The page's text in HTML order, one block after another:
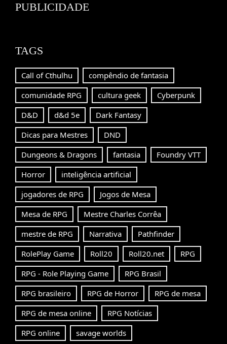
PUBLICIDADE
TAGS
Call of Cthulhu
compêndio de fantasia
comunidade RPG
cultura geek
Cyberpunk
D&D
d&d 5e
Dark Fantasy
Dicas para Mestres
DND
Dungeons & Dragons
fantasia
Foundry VTT
Horror
inteligência artificial
jogadores de RPG
Jogos de Mesa
Mesa de RPG
Mestre Charles Corrêa
mestre de RPG
Narrativa
Pathfinder
RolePlay Game
Roll20 Roll20.net
RPG
RPG - Role Playing Game
RPG Brasil
RPG brasileiro
RPG de Horror
RPG de mesa
RPG de mesa online
RPG Notícias
RPG online
savage worlds